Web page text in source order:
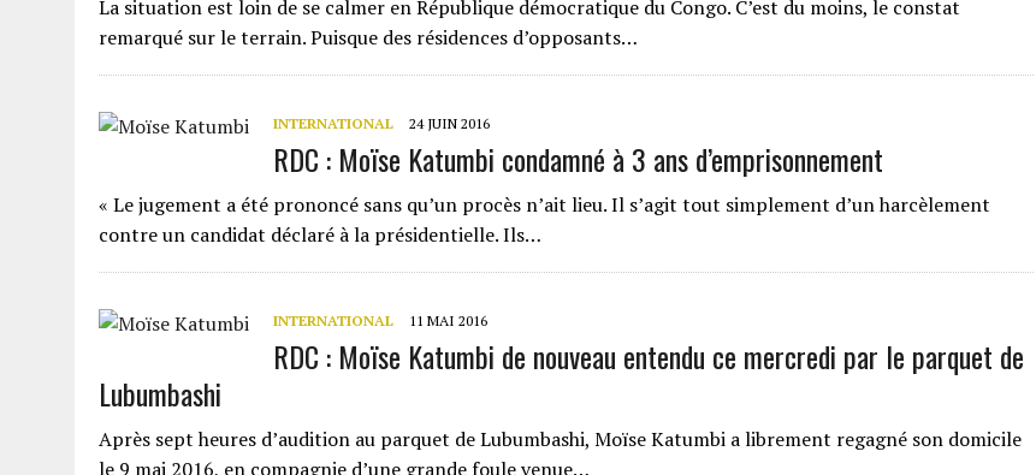
La situation est loin de se calmer en République démocratique du Congo. C’est du moins, le constat
remarqué sur le terrain. Puisque des résidences d’opposants…
INTERNATIONAL 24 JUIN 2016
RDC : Moïse Katumbi condamné à 3 ans d’emprisonnement
« Le jugement a été prononcé sans qu’un procès n’ait lieu. Il s’agit tout simplement d’un harcèlement
contre un candidat déclaré à la présidentielle. Ils…
INTERNATIONAL 11 MAI 2016
RDC : Moïse Katumbi de nouveau entendu ce mercredi par le parquet de
Lubumbashi
Après sept heures d’audition au parquet de Lubumbashi, Moïse Katumbi a librement regagné son domicile
le 9 mai 2016, en compagnie d’une grande foule venue…